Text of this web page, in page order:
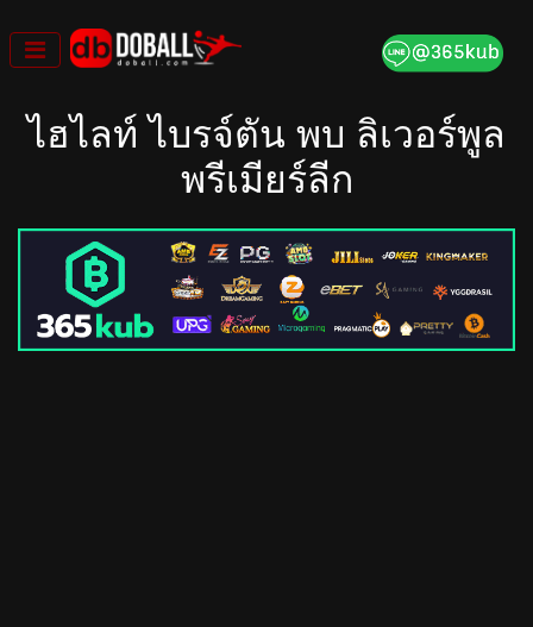
to
content
ไฮไลท์ ไบรจ์ตัน พบ ลิเวอร์พูล
พรีเมียร์ลีก